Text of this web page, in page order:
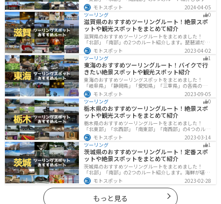
山と海どちらも楽しめるスポットが多数あり、様々な楽
しみ方ができます。バイクで高知県にツーリングに行く
際は参考にしてください。
モトスポット
2024-04-05
ツーリング
0
滋賀県のおすすめツーリングルート！絶景スポ
ットや観光スポットをまとめて紹介
滋賀県のおすすめツーリングルートをまとめました！
「北部」「南部」の2つのルート紹介します。琵琶湖だけ
でなく、比叡山ドライブウェイなどの山を楽しめるスポ
ットも多数あります。バイクで滋賀県にツーリングに行
く際は参考にしてください。
モトスポット
2023-04-02
ツーリング
1
東海のおすすめツーリングルート！バイクで行
きたい絶景スポットや観光スポット紹介
東海のおすすめツーリングスポットをまとめました！
「岐阜県」「静岡県」「愛知県」「三重県」の各県の観
光地紹介します。自然豊かな山々や湖、温泉地が点在
し、四季折々の景色を楽しめるスポットが多数ありま
す。バイクで東海にツーリングに行く際は参考にしてく
ださい。
モトスポット
2023-09-05
ツーリング
0
栃木県のおすすめツーリングルート！絶景スポ
ットや観光スポットをまとめて紹介
栃木県のおすすめツーリングルートをまとめました！
「北東部」「北西部」「南東部」「南西部」の4つのルー
ト紹介します。日本を代表する神社や広大な山や滝、湖
などを歴史や自然を満喫するツーリングができます。バ
イクで栃木県にツーリングに行く際は参考にしてくださ
い。
モトスポット
2023-03-14
ツーリング
1
茨城県のおすすめツーリングルート！定番スポ
ットや絶景スポットをまとめて紹介
茨城県のおすすめツーリングルートをまとめました！
「北部」「南部」の2つのルート紹介します。海鮮が堪能
できる港や梅の景勝地、自然豊かな山々があるのでツー
リングにもってこいです。バイクで茨城県にツーリング
に行く際は参考にしてください。
モトスポット 2023-02-28
もっと見る